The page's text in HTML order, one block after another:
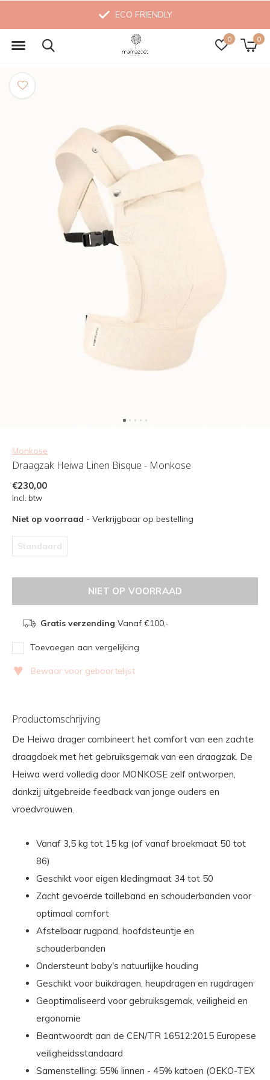
0 0
ECO FRIENDLY
Monkose
Draagzak Heiwa Linen Bisque - Monkose
€230,00
Incl. btw
Niet op voorraad - Verkrijgbaar op bestelling
Standaard
NIET OP VOORRAAD
Gratis verzending Vanaf €100,-
Toevoegen aan vergelijking
♥ Bewaar voor geboortelijst
Productomschrijving
De Heiwa drager combineert het comfort van een zachte
draagdoek met het gebruiksgemak van een draagzak. De
Heiwa werd volledig door MONKOSE zelf ontworpen,
dankzij uitgebreide feedback van jonge ouders en
vroedvrouwen.
Vanaf 3,5 kg tot 15 kg (of vanaf broekmaat 50 tot
86)
Geschikt voor eigen kledingmaat 34 tot 50
Zacht gevoerde tailleband en schouderbanden voor
optimaal comfort
Afstelbaar rugpand, hoofdsteuntje en
schouderbanden
Ondersteunt baby's natuurlijke houding
Geschikt voor buikdragen, heupdragen en rugdragen
Geoptimaliseerd voor gebruiksgemak, veiligheid en
ergonomie
Beantwoordt aan de CEN/TR 16512:2015 Europese
veiligheidsstandaard
Samenstelling: 55% linnen - 45% katoen (OEKO-TEX